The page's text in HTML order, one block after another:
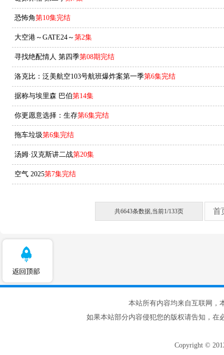
恐怖角第10集完结
大空港～GATE24～ 第2集
寻找绝配情人 第四季第08期完结
洛克比：泛美航空103号航班爆炸案第一季第6集完结
据称与埃里森 巴伯第14集
你更愿意选择：生存第6集完结
拖车垃圾第6集完结
汤姆·汉克斯讲二战第20集
空气 2025第7集完结
共6643条数据,当前1/133页 首
本站所有内容均来自互联网，
如果本站部分内容侵犯您的版权请告知，在
Copyright ©